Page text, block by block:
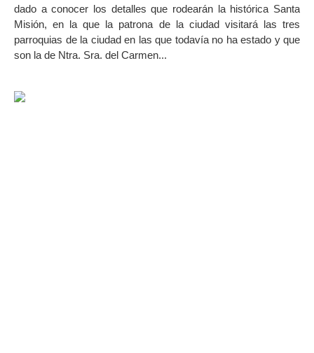
dado a conocer los detalles que rodearán la histórica Santa
Misión, en la que la patrona de la ciudad visitará las tres
parroquias de la ciudad en las que todavía no ha estado y que
son la de Ntra. Sra. del Carmen...